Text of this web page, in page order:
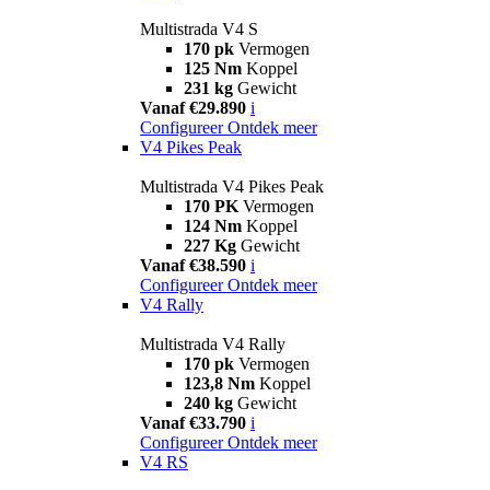
Multistrada V4 S
170 pk Vermogen
125 Nm Koppel
231 kg Gewicht
Vanaf €29.890 i
Configureer Ontdek meer
V4 Pikes Peak
Multistrada V4 Pikes Peak
170 PK Vermogen
124 Nm Koppel
227 Kg Gewicht
Vanaf €38.590 i
Configureer Ontdek meer
V4 Rally
Multistrada V4 Rally
170 pk Vermogen
123,8 Nm Koppel
240 kg Gewicht
Vanaf €33.790 i
Configureer Ontdek meer
V4 RS